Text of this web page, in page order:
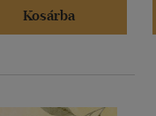
Kosárba